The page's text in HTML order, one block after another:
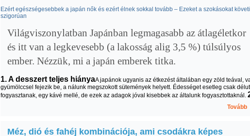
Ezért egészségesebbek a japán nők és ezért élnek sokkal tovább – Ezeket a szokásokat
szigorúan
Világviszonylatban Japánban legmagasabb az átlagéletkor
és itt van a legkevesebb (a lakosság alig 3,5 %) túlsúlyos
ember. Nézzük, mi a japán emberek titka.
1. A desszert teljes hiányaA japánok ugyanis az étkezést általában egy zöld teával,
gyümölccsel fejezik be, a nálunk megszokott sütemények helyett. Édességet esetleg csak
fogyasztanak, egy kávé mellé, de ezek az adagok jóval kisebbek az általunk fogyasztottaknál.
Tovább
Méz, dió és fahéj kombinációja, ami csodákra képes